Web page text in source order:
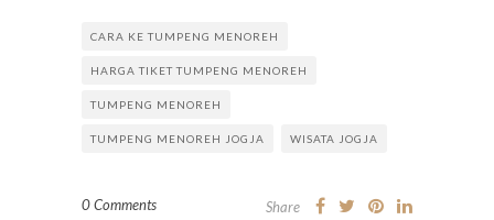
CARA KE TUMPENG MENOREH
HARGA TIKET TUMPENG MENOREH
TUMPENG MENOREH
TUMPENG MENOREH JOGJA WISATA JOGJA
0 Comments Share